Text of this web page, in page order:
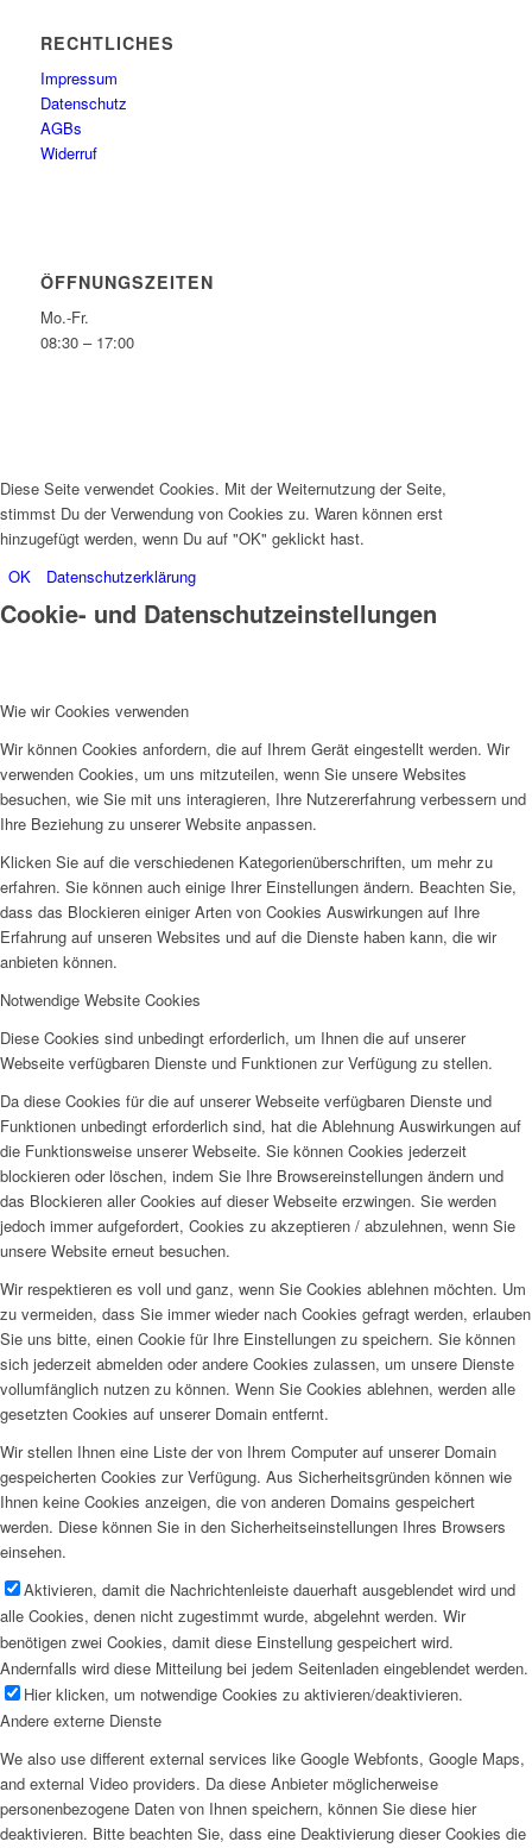
RECHTLICHES
Impressum
Datenschutz
AGBs
Widerruf
ÖFFNUNGSZEITEN
Mo.-Fr.
08:30 – 17:00
Diese Seite verwendet Cookies. Mit der Weiternutzung der Seite,
stimmst Du der Verwendung von Cookies zu. Waren können erst
hinzugefügt werden, wenn Du auf "OK" geklickt hast.
OK
Datenschutzerklärung
Cookie- und Datenschutzeinstellungen
Wie wir Cookies verwenden
Wir können Cookies anfordern, die auf Ihrem Gerät eingestellt werden. Wir
verwenden Cookies, um uns mitzuteilen, wenn Sie unsere Websites
besuchen, wie Sie mit uns interagieren, Ihre Nutzererfahrung verbessern und
Ihre Beziehung zu unserer Website anpassen.
Klicken Sie auf die verschiedenen Kategorienüberschriften, um mehr zu
erfahren. Sie können auch einige Ihrer Einstellungen ändern. Beachten Sie,
dass das Blockieren einiger Arten von Cookies Auswirkungen auf Ihre
Erfahrung auf unseren Websites und auf die Dienste haben kann, die wir
anbieten können.
Notwendige Website Cookies
Diese Cookies sind unbedingt erforderlich, um Ihnen die auf unserer
Webseite verfügbaren Dienste und Funktionen zur Verfügung zu stellen.
Da diese Cookies für die auf unserer Webseite verfügbaren Dienste und
Funktionen unbedingt erforderlich sind, hat die Ablehnung Auswirkungen auf
die Funktionsweise unserer Webseite. Sie können Cookies jederzeit
blockieren oder löschen, indem Sie Ihre Browsereinstellungen ändern und
das Blockieren aller Cookies auf dieser Webseite erzwingen. Sie werden
jedoch immer aufgefordert, Cookies zu akzeptieren / abzulehnen, wenn Sie
unsere Website erneut besuchen.
Wir respektieren es voll und ganz, wenn Sie Cookies ablehnen möchten. Um
zu vermeiden, dass Sie immer wieder nach Cookies gefragt werden, erlauben
Sie uns bitte, einen Cookie für Ihre Einstellungen zu speichern. Sie können
sich jederzeit abmelden oder andere Cookies zulassen, um unsere Dienste
vollumfänglich nutzen zu können. Wenn Sie Cookies ablehnen, werden alle
gesetzten Cookies auf unserer Domain entfernt.
Wir stellen Ihnen eine Liste der von Ihrem Computer auf unserer Domain
gespeicherten Cookies zur Verfügung. Aus Sicherheitsgründen können wie
Ihnen keine Cookies anzeigen, die von anderen Domains gespeichert
werden. Diese können Sie in den Sicherheitseinstellungen Ihres Browsers
einsehen.
Aktivieren, damit die Nachrichtenleiste dauerhaft ausgeblendet wird und
alle Cookies, denen nicht zugestimmt wurde, abgelehnt werden. Wir
benötigen zwei Cookies, damit diese Einstellung gespeichert wird.
Andernfalls wird diese Mitteilung bei jedem Seitenladen eingeblendet werden.
Hier klicken, um notwendige Cookies zu aktivieren/deaktivieren.
Andere externe Dienste
We also use different external services like Google Webfonts, Google Maps,
and external Video providers. Da diese Anbieter möglicherweise
personenbezogene Daten von Ihnen speichern, können Sie diese hier
deaktivieren. Bitte beachten Sie, dass eine Deaktivierung dieser Cookies die